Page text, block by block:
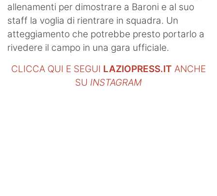
allenamenti per dimostrare a Baroni e al suo
staff la voglia di rientrare in squadra. Un
atteggiamento che potrebbe presto portarlo a
rivedere il campo in una gara ufficiale.
CLICCA QUI E SEGUI LAZIOPRESS.IT ANCHE
SU INSTAGRAM